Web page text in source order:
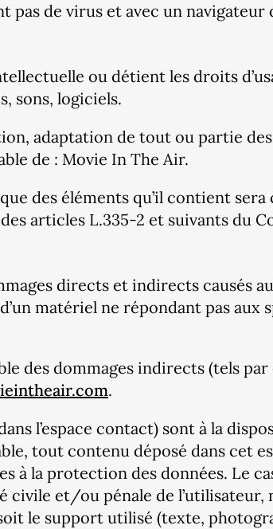
de virus et avec un
ou détient les droits
sons, logiciels.
adaptation de tout ou partie
de : Movie In The Air.
des éléments qu’il contient
articles L.335-2 et suivants du
directs et indirects causés
matériel ne répondant pas aux
des dommages indirects (tels
.
l’espace contact) sont à la
tout contenu déposé dans cet
la protection des données. Le
et/ou pénale de l’utilisateur,
le support utilisé (texte,